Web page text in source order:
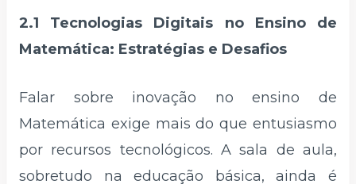
2.1 Tecnologias Digitais no Ensino de
Matemática: Estratégias e Desafios
Falar sobre inovação no ensino de
Matemática exige mais do que entusiasmo
por recursos tecnológicos. A sala de aula,
sobretudo na educação básica, ainda é